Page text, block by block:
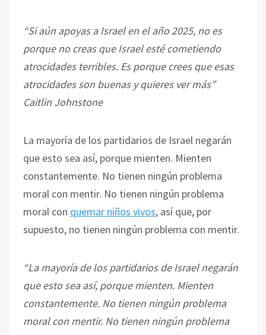
“Si aún apoyas a Israel en el año 2025, no es
porque no creas que Israel esté cometiendo
atrocidades terribles. Es porque crees que esas
atrocidades son buenas y quieres ver más”
Caitlin Johnstone
La mayoría de los partidarios de Israel negarán
que esto sea así, porque mienten. Mienten
constantemente. No tienen ningún problema
moral con mentir. No tienen ningún problema
moral con quemar niños vivos, así que, por
supuesto, no tienen ningún problema con mentir.
“La mayoría de los partidarios de Israel negarán
que esto sea así, porque mienten. Mienten
constantemente. No tienen ningún problema
moral con mentir. No tienen ningún problema